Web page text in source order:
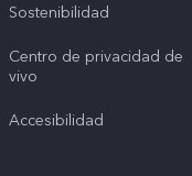
Sostenibilidad
Centro de privacidad de
vivo
Accesibilidad